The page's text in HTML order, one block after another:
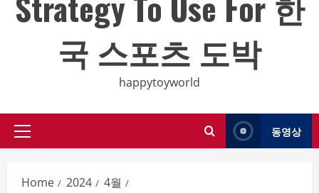
국 스포츠 도박
happytoyworld
Primary
동영상
Home 2024
4월